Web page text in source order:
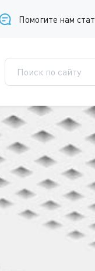
Помогите нам